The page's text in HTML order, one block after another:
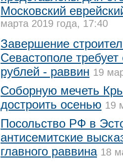
Московский
марта 2019 года, 17:40
Завершение
Севастополе
рублей - раввин 19
Соборную мечеть
достроить осенью 19
Посольство РФ в
антисемитские
главного раввина 18